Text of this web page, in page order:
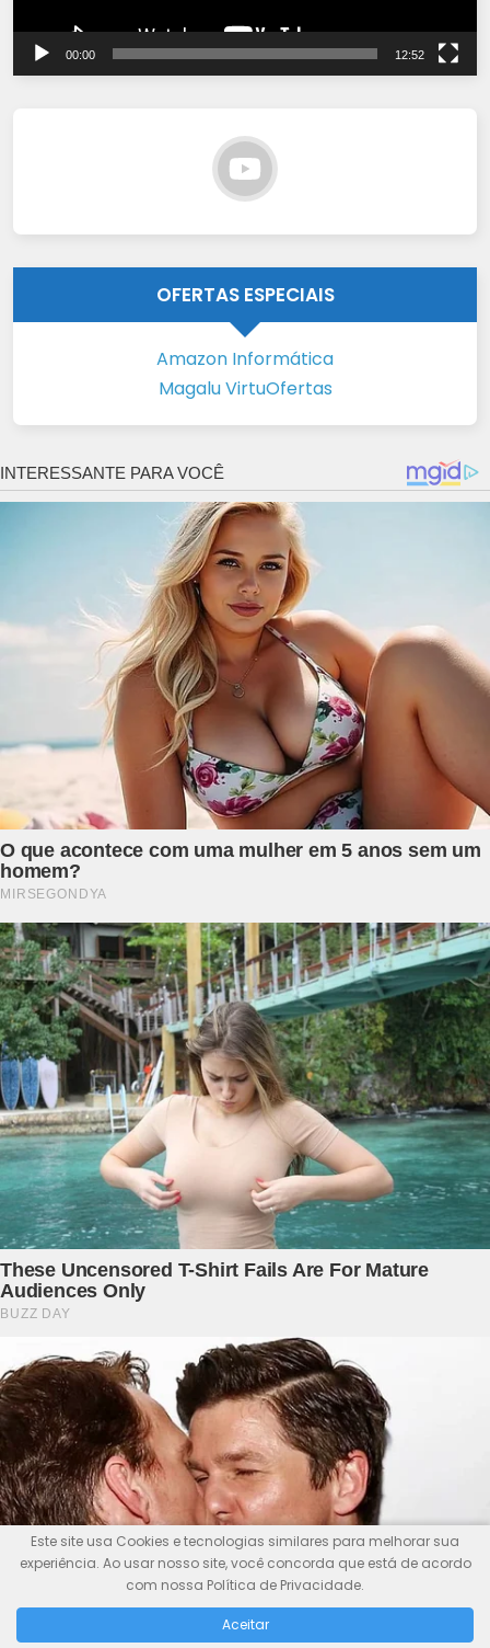
00:00 12:52
OFERTAS ESPECIAIS
Amazon Informática
Magalu VirtuOfertas
Este site usa Cookies e tecnologias similares para melhorar sua
experiência. Ao usar nosso site, você concorda que está de acordo
com nossa Política de Privacidade.
Aceitar